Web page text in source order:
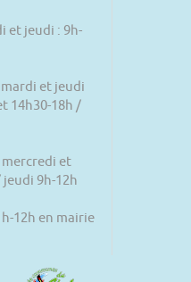
et jeudi : 9h-
mardi et jeudi
14h30-18h /
et
9h-12h
12h en mairie